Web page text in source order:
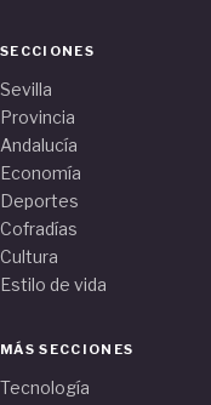
SECCIONES
Sevilla
Provincia
Andalucía
Economía
Deportes
Cofradías
Cultura
Estilo de vida
MÁS SECCIONES
Tecnología